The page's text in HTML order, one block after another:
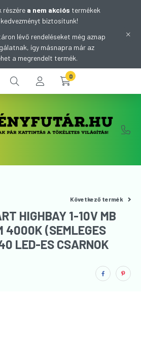
részére a nem akciós termékek
biztosítunk!
lévő rendeléseket még aznap
így másnapra már az
a megrendelt termék.
0
Következő termék
HIGHBAY 1-10V MB
4000K (SEMLEGES
LED-ES CSARNOK